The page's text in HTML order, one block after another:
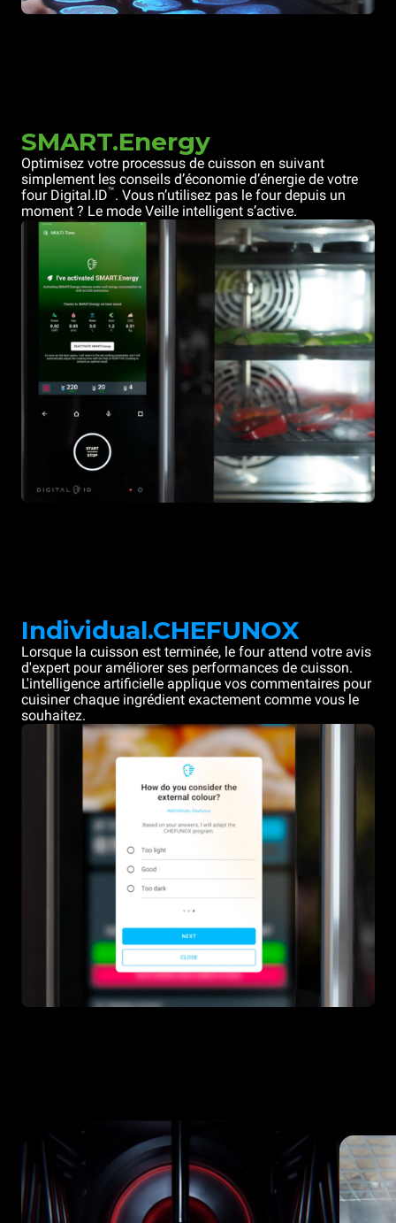
SMART.Energy
Optimisez votre processus de cuisson en suivant
simplement les conseils d’économie d’énergie de votre
four Digital.ID™. Vous n’utilisez pas le four depuis un
moment ? Le mode Veille intelligent s’active.
Individual.CHEFUNOX
Lorsque la cuisson est terminée, le four attend votre avis
d'expert pour améliorer ses performances de cuisson.
L'intelligence artificielle applique vos commentaires pour
cuisiner chaque ingrédient exactement comme vous le
souhaitez.